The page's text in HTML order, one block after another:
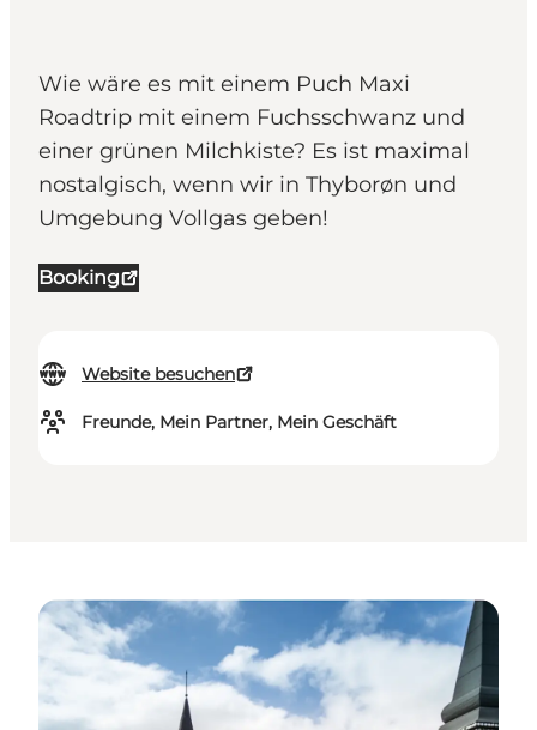
Wie wäre es mit einem Puch Maxi
Roadtrip mit einem Fuchsschwanz und
einer grünen Milchkiste? Es ist maximal
nostalgisch, wenn wir in Thyborøn und
Umgebung Vollgas geben!
Booking
Website besuchen
Freunde, Mein Partner, Mein Geschäft